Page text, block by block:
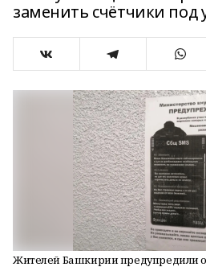
заменить счётчики под
Жителей Башкирии предупредили